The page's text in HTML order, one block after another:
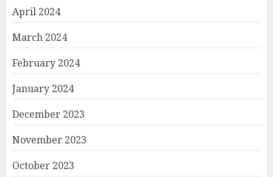
April 2024
March 2024
February 2024
January 2024
December 2023
November 2023
October 2023